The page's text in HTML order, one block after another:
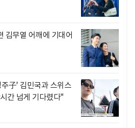
김무열 어깨에 기대어
子' 김민국과 스위스
간 넘게 기다렸다"